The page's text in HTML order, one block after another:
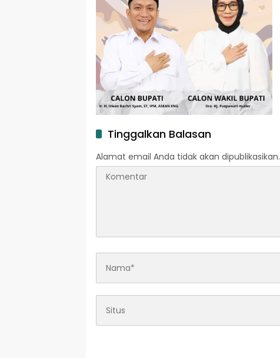
Tinggalkan Balasan
Alamat email Anda tidak akan dipublikasikan.